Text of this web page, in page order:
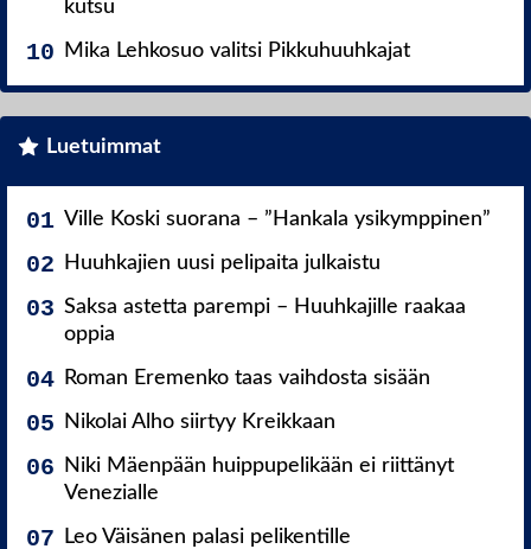
kutsu
Mika Lehkosuo valitsi Pikkuhuuhkajat
Luetuimmat
Ville Koski suorana – ”Hankala ysikymppinen”
Huuhkajien uusi pelipaita julkaistu
Saksa astetta parempi – Huuhkajille raakaa
oppia
Roman Eremenko taas vaihdosta sisään
Nikolai Alho siirtyy Kreikkaan
Niki Mäenpään huippupelikään ei riittänyt
Venezialle
Leo Väisänen palasi pelikentille